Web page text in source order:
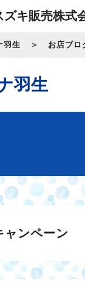
ズキ販売株式
羽生 お店ブロ
羽生
ャンペーン